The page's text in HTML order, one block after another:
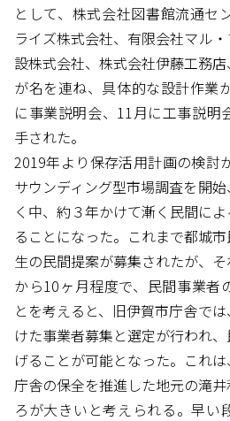
として、株式会社図書館流通セ
ライズ株式会社、有限会社マル
設株式会社、株式会社伊藤工務
が名を連ね、具体的な設計作業
に事業説明会、11月に工事説明
手された。
2019年より保存活用計画の検討
サウンディング型市場調査を開
く中、約３年かけて漸く民間に
ることになった。これまで都城
生の民間提案が募集されたが、
から10ヶ月程度で、民間事業者
とを考えると、旧伊賀市庁舎で
けた事業者募集と選定が行われ
げることが可能となった。これ
庁舎の保全を推進した地元の滝
ろが大きいと考えられる。早い